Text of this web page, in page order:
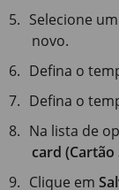
Selecione
novo.
Defina o
Defina o
Na lista de
card (Cartão
Clique em